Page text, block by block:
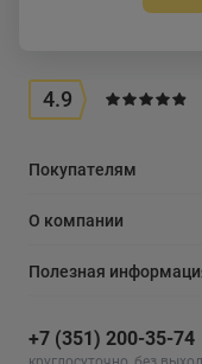
4.9
Покупателям
О компании
Полезная
+7 (351) 200-35-74